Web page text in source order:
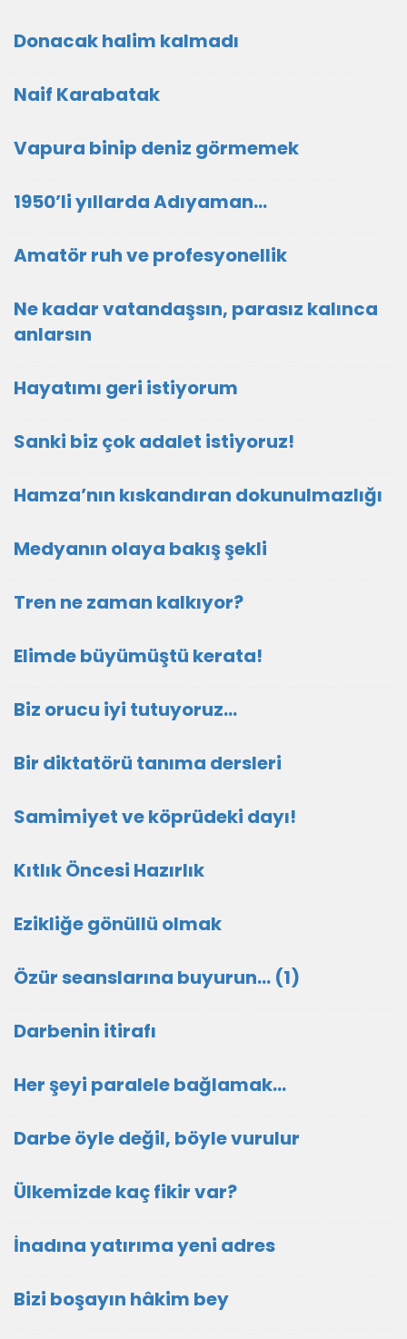
Donacak halim kalmadı
Naif Karabatak
Vapura binip deniz görmemek
1950’li yıllarda Adıyaman…
Amatör ruh ve profesyonellik
Ne kadar vatandaşsın, parasız kalınca
anlarsın
Hayatımı geri istiyorum
Sanki biz çok adalet istiyoruz!
Hamza’nın kıskandıran dokunulmazlığı
Medyanın olaya bakış şekli
Tren ne zaman kalkıyor?
Elimde büyümüştü kerata!
Biz orucu iyi tutuyoruz…
Bir diktatörü tanıma dersleri
Samimiyet ve köprüdeki dayı!
Kıtlık Öncesi Hazırlık
Ezikliğe gönüllü olmak
Özür seanslarına buyurun… (1)
Darbenin itirafı
Her şeyi paralele bağlamak…
Darbe öyle değil, böyle vurulur
Ülkemizde kaç fikir var?
İnadına yatırıma yeni adres
Bizi boşayın hâkim bey